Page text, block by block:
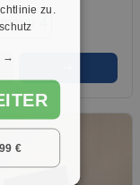
4
zu.
→
€